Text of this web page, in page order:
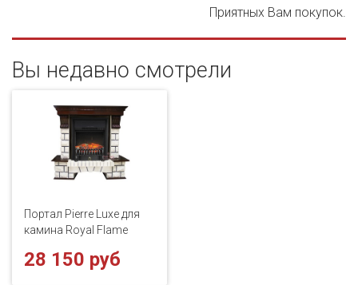
Приятных Вам покупок.
Вы недавно смотрели
Портал Pierre Luxe для
камина Royal Flame
28 150 руб